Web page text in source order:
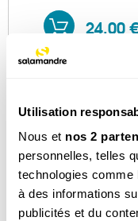
Utilisation
Nous et nos 2
personnelles, telles
technologies
à des informations
publicités et du
24,00 €